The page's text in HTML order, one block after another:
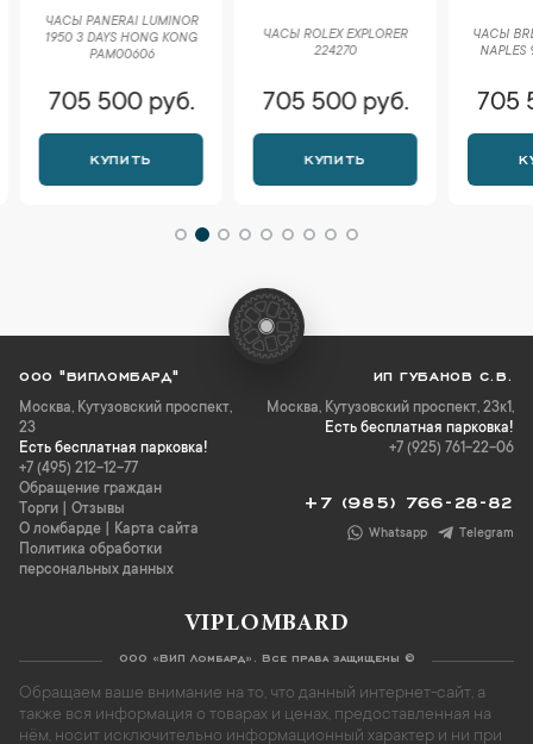
ЧАСЫ PANERAI LUMINOR
1950 3 DAYS HONG KONG
PAM00606
705 500 руб.
КУПИТЬ
ЧАСЫ ROLEX EXPLORER
224270
705 500 руб.
КУПИТЬ
ЧАСЫ
NAPLES
705
ООО "ВИПЛОМБАРД"
Москва, Кутузовский проспект,
23
Есть бесплатная парковка!
+7 (495) 212-12-77
Обращение граждан
Торги
Отзывы
О ломбарде
Карта сайта
Политика обработки
персональных данных
ИП ГУБАНОВ С.В.
Москва, Кутузовский проспект, 23к1,
Есть бесплатная парковка!
+7 (925) 761-22-06
+7 (985) 766-28-82
Whatsapp Telegram
VIPLOMBARD
ООО «ВИП Ломбард». Все права защищены ©
Обращаем ваше внимание на то, что данный интернет-сайт, а
также вся информация о товарах и ценах, предоставленная на
нём, носит исключительно информационный характер и ни при